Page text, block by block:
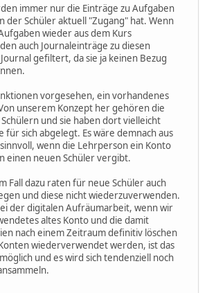
immer nur die Einträge zu Aufgaben
der Schüler aktuell "Zugang" hat. Wenn
wieder aus dem Kurs
auch Journaleinträge zu diesen
gefiltert, da sie ja keinen Bezug
vorgesehen, ein vorhandenes
unserem Konzept her gehören die
und sie haben dort vielleicht
für sich abgelegt. Es wäre demnach aus
wenn die Lehrperson ein Konto
einen neuen Schüler vergibt.
Fall dazu raten für neue Schüler auch
und diese nicht wiederzuverwenden.
der digitalen Aufräumarbeit, wenn wir
altes Konto und die damit
nach einem Zeitraum definitiv löschen
wiederverwendet werden, ist das
und es wird sich tendenziell noch